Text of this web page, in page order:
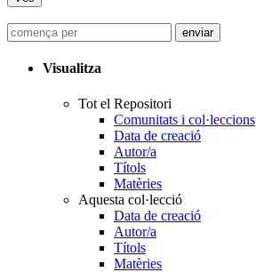
Visualitza
Tot el Repositori
Comunitats i col·leccions
Data de creació
Autor/a
Títols
Matèries
Aquesta col·lecció
Data de creació
Autor/a
Títols
Matèries